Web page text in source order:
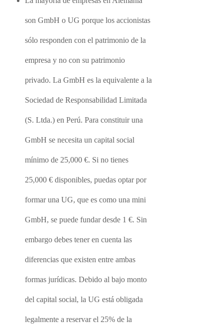
son GmbH o UG porque los accionistas
sólo responden con el patrimonio de la
empresa y no con su patrimonio
privado. La GmbH es la equivalente a la
Sociedad de Responsabilidad Limitada
(S. Ltda.) en Perú. Para constituir una
GmbH se necesita un capital social
mínimo de 25,000 €. Si no tienes
25,000 € disponibles, puedas optar por
formar una UG, que es como una mini
GmbH, se puede fundar desde 1 €. Sin
embargo debes tener en cuenta las
diferencias que existen entre ambas
formas jurídicas. Debido al bajo monto
del capital social, la UG está obligada
legalmente a reservar el 25% de la